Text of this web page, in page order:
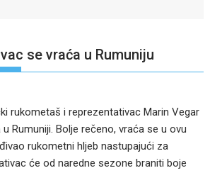
se vraća u Rumuniju
rukometaš i reprezentativac Marin Vegar
Rumuniji. Bolje rečeno, vraća se u ovu
rukometni hljeb nastupajući za
će od naredne sezone braniti boje